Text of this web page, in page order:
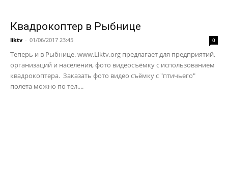
Квадрокоптер в Рыбнице
liktv - 01/06/2017 23:45 0
Теперь и в Рыбнице. www.Liktv.org предлагает для предприятий,
организаций и населения, фото видеосъёмку с использованием
квадрокоптера. Заказать фото видео съёмку с "птичьего"
полета можно по тел....